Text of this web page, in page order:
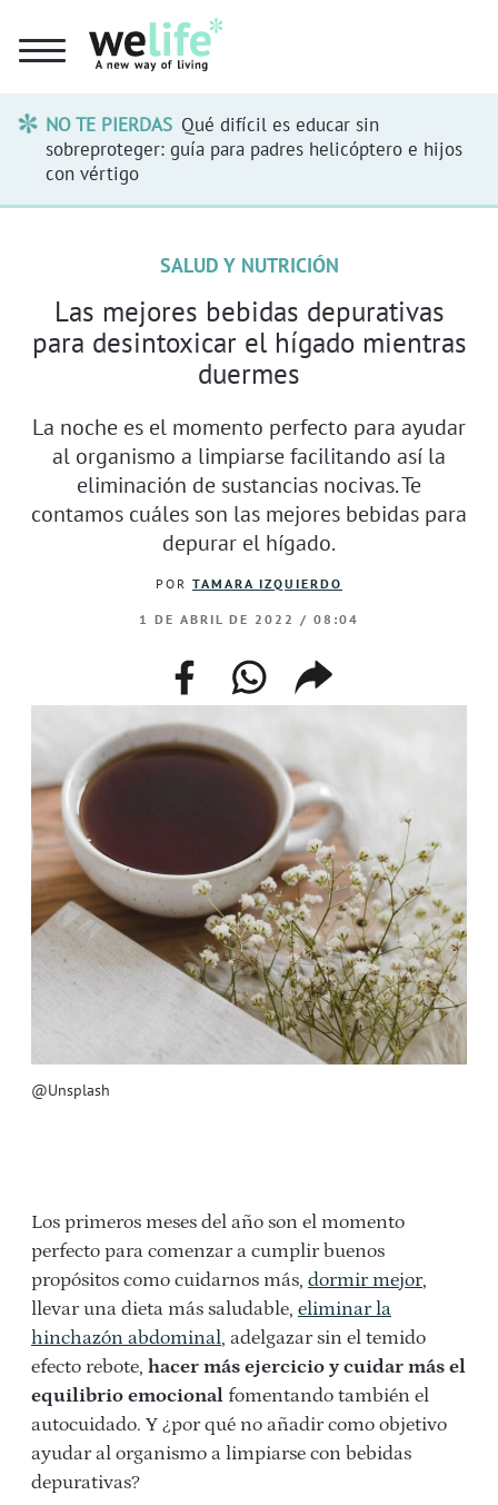
NO TE PIERDAS Qué difícil es educar sin
sobreproteger: guía para padres helicóptero e hijos
con vértigo
@Unsplash
SALUD Y NUTRICIÓN
Las mejores bebidas depurativas
para desintoxicar el hígado mientras
duermes
La noche es el momento perfecto para ayudar
al organismo a limpiarse facilitando así la
eliminación de sustancias nocivas. Te
contamos cuáles son las mejores bebidas para
depurar el hígado.
POR TAMARA IZQUIERDO
1 DE ABRIL DE 2022 / 08:04
facebookwhatsappcompartir
enlace
Los primeros meses del año son el momento
perfecto para comenzar a cumplir buenos
propósitos como cuidarnos más, dormir mejor,
llevar una dieta más saludable, eliminar la
hinchazón abdominal, adelgazar sin el temido
efecto rebote, hacer más ejercicio y cuidar más el
equilibrio emocional fomentando también el
autocuidado. Y ¿por qué no añadir como objetivo
ayudar al organismo a limpiarse con bebidas
depurativas?